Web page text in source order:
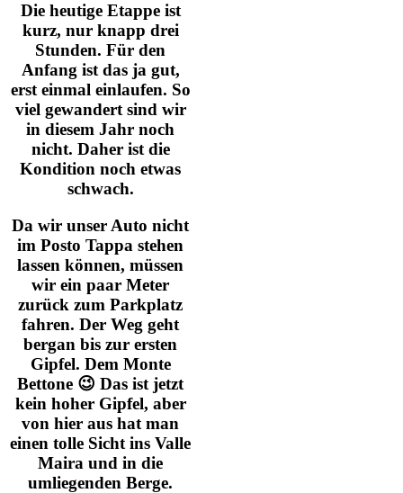
Die heutige Etappe ist
kurz, nur knapp drei
Stunden. Für den
Anfang ist das ja gut,
erst einmal einlaufen. So
viel gewandert sind wir
in diesem Jahr noch
nicht. Daher ist die
Kondition noch etwas
schwach.
Da wir unser Auto nicht
im Posto Tappa stehen
lassen können, müssen
wir ein paar Meter
zurück zum Parkplatz
fahren. Der Weg geht
bergan bis zur ersten
Gipfel. Dem Monte
Bettone 😉 Das ist jetzt
kein hoher Gipfel, aber
von hier aus hat man
einen tolle Sicht ins Valle
Maira und in die
umliegenden Berge.